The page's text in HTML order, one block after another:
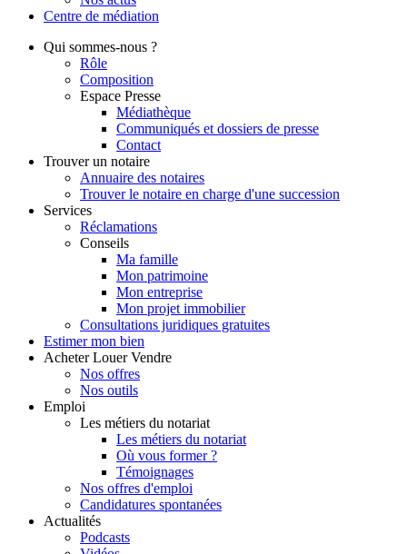
Centre de médiation
Qui sommes-nous ?
Rôle
Composition
Espace Presse
Médiathèque
Communiqués et dossiers de presse
Contact
Trouver un notaire
Annuaire des notaires
Trouver le notaire en charge d'une succession
Services
Réclamations
Conseils
Ma famille
Mon patrimoine
Mon entreprise
Mon projet immobilier
Consultations juridiques gratuites
Estimer mon bien
Acheter Louer Vendre
Nos offres
Nos outils
Emploi
Les métiers du notariat
Les métiers du notariat
Où vous former ?
Témoignages
Nos offres d'emploi
Candidatures spontanées
Actualités
Podcasts